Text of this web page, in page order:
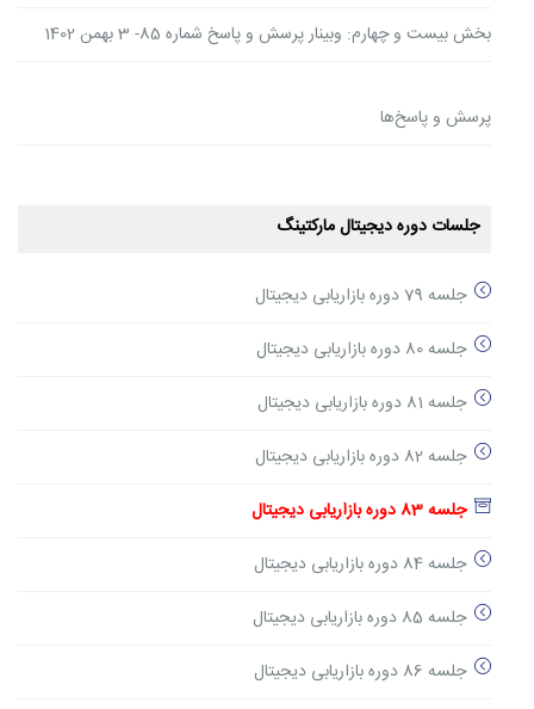
بخش بیست و چهارم: وبینار پرسش و پاسخ شماره 85- 3 بهمن 1402
پرسش و پاسخ‌ها
جلسات دوره دیجیتال مارکتینگ
جلسه 79 دوره بازاریابی دیجیتال
جلسه 80 دوره بازاریابی دیجیتال
جلسه 81 دوره بازاریابی دیجیتال
جلسه 82 دوره بازاریابی دیجیتال
جلسه 83 دوره بازاریابی دیجیتال
جلسه 84 دوره بازاریابی دیجیتال
جلسه 85 دوره بازاریابی دیجیتال
جلسه 86 دوره بازاریابی دیجیتال